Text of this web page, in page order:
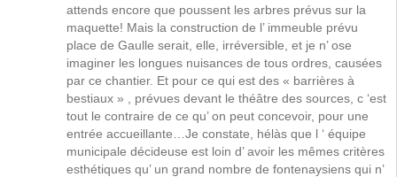
attends encore que poussent les arbres prévus sur la
maquette! Mais la construction de l’ immeuble prévu
place de Gaulle serait, elle, irréversible, et je n’ ose
imaginer les longues nuisances de tous ordres, causées
par ce chantier. Et pour ce qui est des « barrières à
bestiaux » , prévues devant le théâtre des sources, c ‘est
tout le contraire de ce qu’ on peut concevoir, pour une
entrée accueillante…Je constate, hélàs que l ‘ équipe
municipale décideuse est loin d’ avoir les mêmes critères
esthétiques qu’ un grand nombre de fontenaysiens qui n’